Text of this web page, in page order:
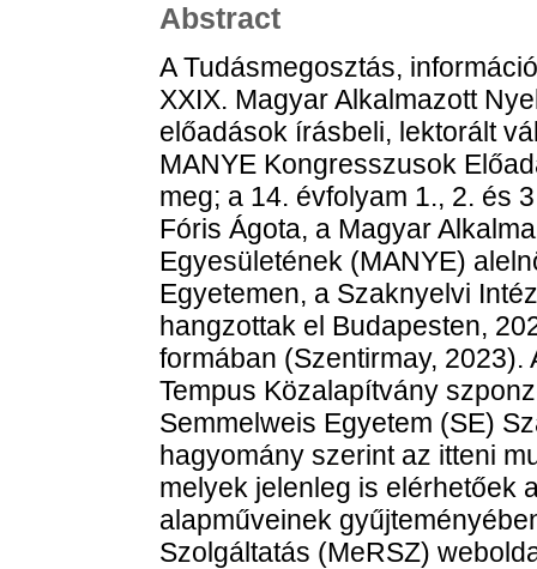
Abstract
A Tudásmegosztás,
XXIX. Magyar Alkalmazott
előadások írásbeli, lektorált
MANYE Kongresszusok
meg; a 14. évfolyam 1., 2. és
Fóris Ágota, a Magyar
Egyesületének (MANYE)
Egyetemen, a Szaknyelvi
hangzottak el Budapesten,
formában (Szentirmay,
Tempus Közalapítvány
Semmelweis Egyetem (SE)
hagyomány szerint az itteni
melyek jelenleg is elérhetőek
alapműveinek
Szolgáltatás (MeRSZ)